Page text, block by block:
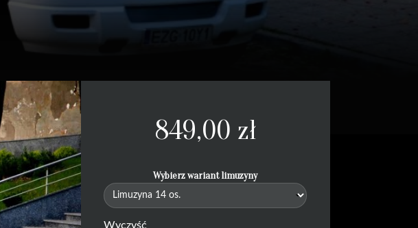
849,00 zł
Wybierz wariant limuzyny
Wyczyść